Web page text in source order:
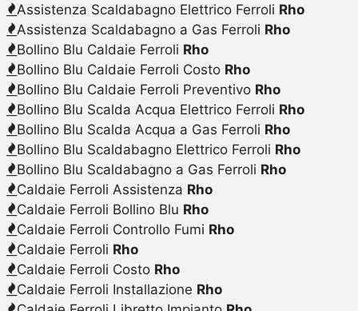
Assistenza Scaldabagno Elettrico Ferroli Rho
Assistenza Scaldabagno a Gas Ferroli Rho
Bollino Blu Caldaie Ferroli Rho
Bollino Blu Caldaie Ferroli Costo Rho
Bollino Blu Caldaie Ferroli Preventivo Rho
Bollino Blu Scalda Acqua Elettrico Ferroli Rho
Bollino Blu Scalda Acqua a Gas Ferroli Rho
Bollino Blu Scaldabagno Elettrico Ferroli Rho
Bollino Blu Scaldabagno a Gas Ferroli Rho
Caldaie Ferroli Assistenza Rho
Caldaie Ferroli Bollino Blu Rho
Caldaie Ferroli Controllo Fumi Rho
Caldaie Ferroli Rho
Caldaie Ferroli Costo Rho
Caldaie Ferroli Installazione Rho